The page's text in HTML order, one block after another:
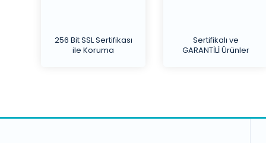
256 Bit SSL Sertifikası
ile Koruma
Sertifikalı ve
GARANTİLİ Ürünler